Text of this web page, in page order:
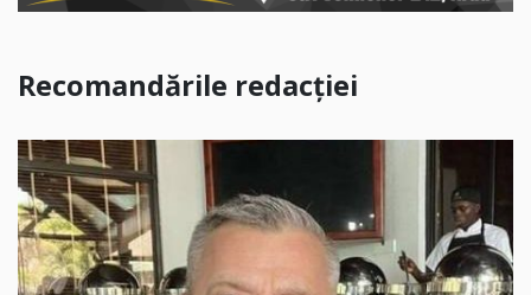
Recomandările redacției